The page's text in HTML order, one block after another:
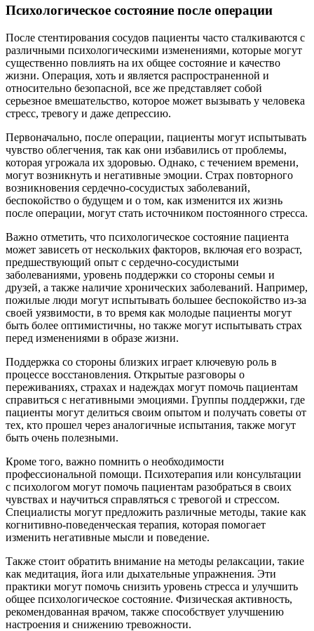
Психологическое состояние после операции
После стентирования сосудов пациенты часто сталкиваются с
различными психологическими изменениями, которые могут
существенно повлиять на их общее состояние и качество
жизни. Операция, хоть и является распространенной и
относительно безопасной, все же представляет собой
серьезное вмешательство, которое может вызывать у человека
стресс, тревогу и даже депрессию.
Первоначально, после операции, пациенты могут испытывать
чувство облегчения, так как они избавились от проблемы,
которая угрожала их здоровью. Однако, с течением времени,
могут возникнуть и негативные эмоции. Страх повторного
возникновения сердечно-сосудистых заболеваний,
беспокойство о будущем и о том, как изменится их жизнь
после операции, могут стать источником постоянного стресса.
Важно отметить, что психологическое состояние пациента
может зависеть от нескольких факторов, включая его возраст,
предшествующий опыт с сердечно-сосудистыми
заболеваниями, уровень поддержки со стороны семьи и
друзей, а также наличие хронических заболеваний. Например,
пожилые люди могут испытывать большее беспокойство из-за
своей уязвимости, в то время как молодые пациенты могут
быть более оптимистичны, но также могут испытывать страх
перед изменениями в образе жизни.
Поддержка со стороны близких играет ключевую роль в
процессе восстановления. Открытые разговоры о
переживаниях, страхах и надеждах могут помочь пациентам
справиться с негативными эмоциями. Группы поддержки, где
пациенты могут делиться своим опытом и получать советы от
тех, кто прошел через аналогичные испытания, также могут
быть очень полезными.
Кроме того, важно помнить о необходимости
профессиональной помощи. Психотерапия или консультации
с психологом могут помочь пациентам разобраться в своих
чувствах и научиться справляться с тревогой и стрессом.
Специалисты могут предложить различные методы, такие как
когнитивно-поведенческая терапия, которая помогает
изменить негативные мысли и поведение.
Также стоит обратить внимание на методы релаксации, такие
как медитация, йога или дыхательные упражнения. Эти
практики могут помочь снизить уровень стресса и улучшить
общее психологическое состояние. Физическая активность,
рекомендованная врачом, также способствует улучшению
настроения и снижению тревожности.